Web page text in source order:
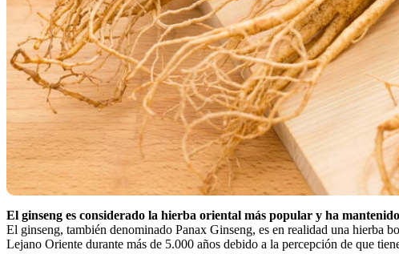
El ginseng es considerado la hierba oriental más popular y ha
El ginseng, también denominado Panax Ginseng, es en realidad una hierba
Lejano Oriente durante más de 5.000 años debido a la percepción de que